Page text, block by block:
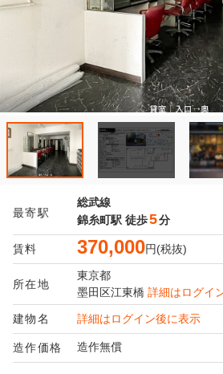
最寄駅
総武線
錦糸町駅 徒歩5分
賃料 370,000円(税抜)
所在地
東京都
墨田区江東橋 詳細はログイ
建物名 詳細はログイン後に表示
造作価格 造作無償